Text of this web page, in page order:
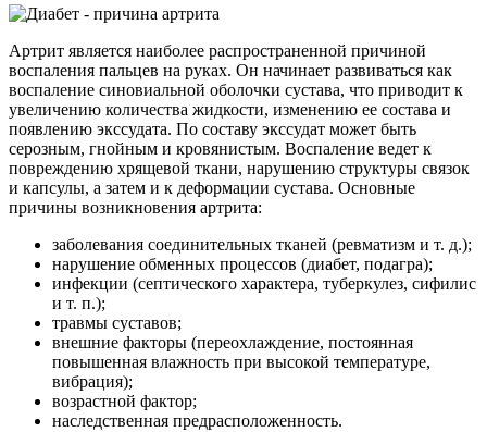
Артрит является наиболее распространенной причиной
воспаления пальцев на руках. Он начинает развиваться как
воспаление синовиальной оболочки сустава, что приводит к
увеличению количества жидкости, изменению ее состава и
появлению экссудата. По составу экссудат может быть
серозным, гнойным и кровянистым. Воспаление ведет к
повреждению хрящевой ткани, нарушению структуры связок
и капсулы, а затем и к деформации сустава. Основные
причины возникновения артрита:
заболевания соединительных тканей (ревматизм и т. д.);
нарушение обменных процессов (диабет, подагра);
инфекции (септического характера, туберкулез, сифилис
и т. п.);
травмы суставов;
внешние факторы (переохлаждение, постоянная
повышенная влажность при высокой температуре,
вибрация);
возрастной фактор;
наследственная предрасположенность.